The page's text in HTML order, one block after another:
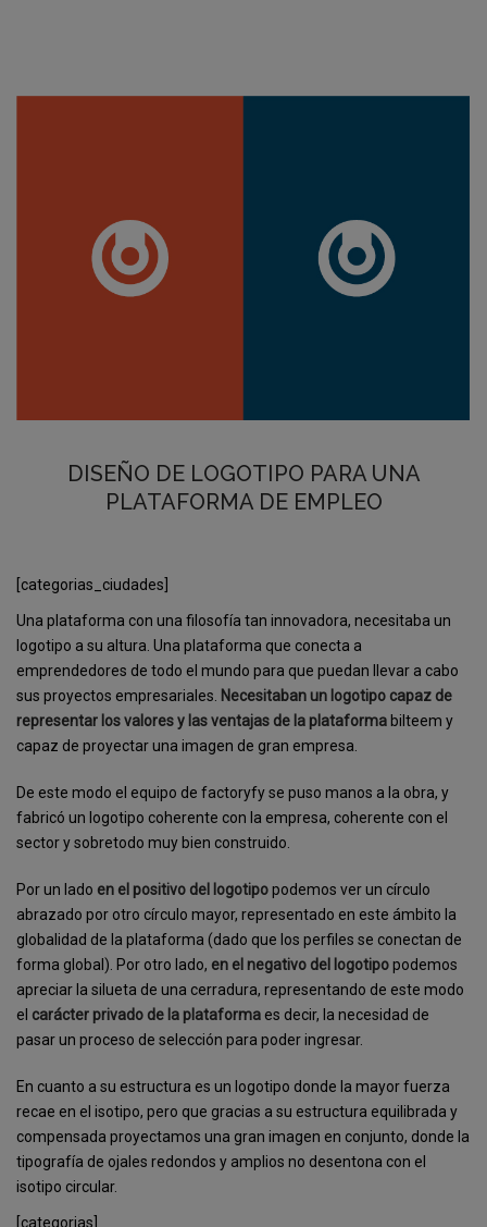
DISEÑO DE LOGOTIPO PARA UNA
PLATAFORMA DE EMPLEO
[categorias_ciudades]
Una plataforma con una filosofía tan innovadora, necesitaba un
logotipo a su altura. Una plataforma que conecta a
emprendedores de todo el mundo para que puedan llevar a cabo
sus proyectos empresariales. Necesitaban un logotipo capaz de
representar los valores y las ventajas de la plataforma bilteem y
capaz de proyectar una imagen de gran empresa.
De este modo el equipo de factoryfy se puso manos a la obra, y
fabricó un logotipo coherente con la empresa, coherente con el
sector y sobretodo muy bien construido.
Por un lado en el positivo del logotipopodemos ver un círculo
abrazado por otro círculo mayor, representado en este ámbito la
globalidad de la plataforma (dado que los perfiles se conectan de
forma global). Por otro lado, en el negativo del logotipopodemos
apreciar la silueta de una cerradura, representando de este modo
el carácter privado de la plataforma es decir, la necesidad de
pasar un proceso de selección para poder ingresar.
En cuanto a su estructura es un logotipo donde la mayor fuerza
recae en el isotipo, pero que gracias a su estructura equilibrada y
compensada proyectamos una gran imagen en conjunto, donde la
tipografía de ojales redondos y amplios no desentona con el
isotipo circular.
[categorias]